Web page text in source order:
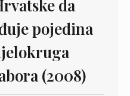
da
pojedina
(2008)